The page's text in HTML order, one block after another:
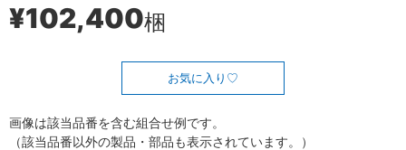
¥102,400梱
お気に入り
画像は該当品番を含む組合せ例です。
（該当品番以外の製品・部品も表示されています。）